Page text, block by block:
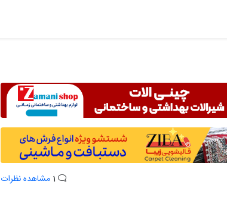
مشاهده نظرات